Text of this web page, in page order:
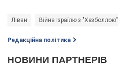
Ліван Війна Ізраїлю з "Хезболлою"
Редакційна політика